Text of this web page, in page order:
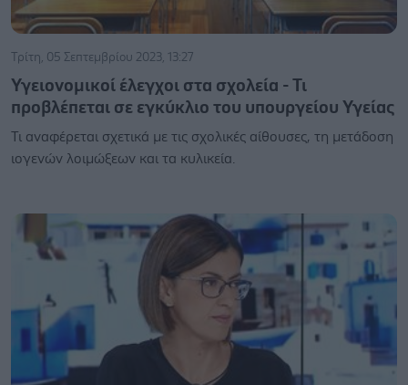
Τρίτη, 05 Σεπτεμβρίου 2023, 13:27
Υγειονομικοί έλεγχοι στα σχολεία - Τι
προβλέπεται σε εγκύκλιο του υπουργείου Υγείας
Τι αναφέρεται σχετικά με τις σχολικές αίθουσες, τη μετάδοση
ιογενών λοιμώξεων και τα κυλικεία.